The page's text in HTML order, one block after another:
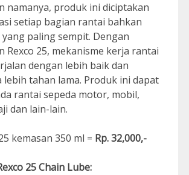
namanya, produk ini diciptakan
setiap bagian rantai bahkan
paling sempit. Dengan
Rexco 25, mekanisme kerja rantai
dengan lebih baik dan
tahan lama. Produk ini dapat
rantai sepeda motor, mobil,
dan lain-lain.
kemasan 350 ml = Rp. 32,000,-
25 Chain Lube: